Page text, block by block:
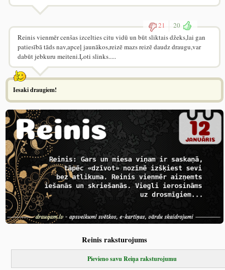
21
20
Reinis vienmēr cenšas izcelties citu vidū un būt sliktais džeks,lai gan
patiesībā tāds nav,apceļ jaunākos,reizē mazs reizē daudz draugu,var
dabūt jebkuru meiteni.Ļoti slinks.....
Iesaki draugiem!
Reinis raksturojums
Pievieno savu Reiņa raksturojumu